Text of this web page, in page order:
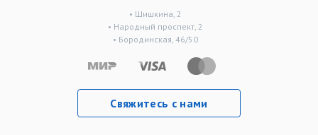
• Шишкина, 2
• Народный проспект, 2
• Бородинская, 46/50
Свяжитесь с нами